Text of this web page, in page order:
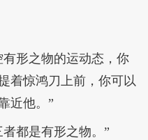
形之物的运动态，你
着惊鸿刀上前，你可以
近他。”
都是有形之物。”